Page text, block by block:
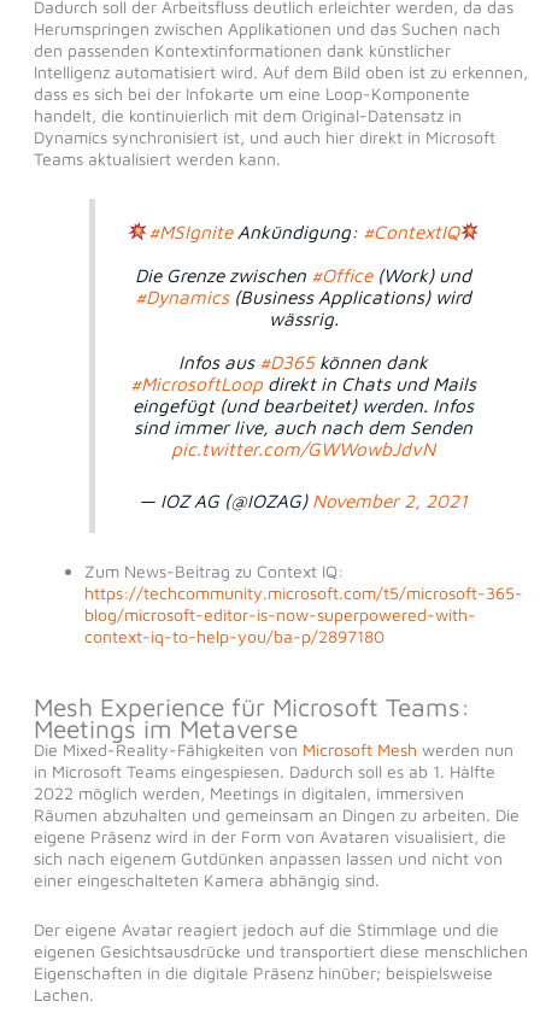
Dadurch soll der Arbeitsfluss deutlich erleichter werden, da das
Herumspringen zwischen Applikationen und das Suchen nach
den passenden Kontextinformationen dank künstlicher
Intelligenz automatisiert wird. Auf dem Bild oben ist zu erkennen,
dass es sich bei der Infokarte um eine Loop-Komponente
handelt, die kontinuierlich mit dem Original-Datensatz in
Dynamics synchronisiert ist, und auch hier direkt in Microsoft
Teams aktualisiert werden kann.
#MSIgniteAnkündigung: #ContextIQ
Die Grenze zwischen #Office(Work) und
#Dynamics(Business Applications) wird
wässrig.
Infos aus #D365können dank
#MicrosoftLoop direkt in Chats und Mails
eingefügt (und bearbeitet) werden. Infos
sind immer live, auch nach dem Senden
pic.twitter.com/GWWowbJdvN
— IOZ AG (@IOZAG) November 2, 2021
Zum News-Beitrag zu Context IQ:
https://techcommunity.microsoft.com/t5/microsoft-365-
blog/microsoft-editor-is-now-superpowered-with-
context-iq-to-help-you/ba-p/2897180
Mesh Experience für Microsoft Teams:
Meetings im Metaverse
Die Mixed-Reality-Fähigkeiten von Microsoft Mesh werden nun
in Microsoft Teams eingespiesen. Dadurch soll es ab 1. Hàlfte
2022 möglich werden, Meetings in digitalen, immersiven
Räumen abzuhalten und gemeinsam an Dingen zu arbeiten. Die
eigene Präsenz wird in der Form von Avataren visualisiert, die
sich nach eigenem Gutdünken anpassen lassen und nicht von
einer eingeschalteten Kamera abhängig sind.
Der eigene Avatar reagiert jedoch auf die Stimmlage und die
eigenen Gesichtsausdrücke und transportiert diese menschlichen
Eigenschaften in die digitale Präsenz hinüber; beispielsweise
Lachen.